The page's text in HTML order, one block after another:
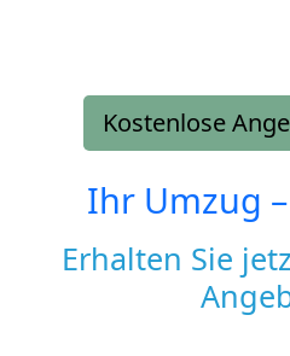
Kostenlose
Ihr Umzug –
Erhalten Sie